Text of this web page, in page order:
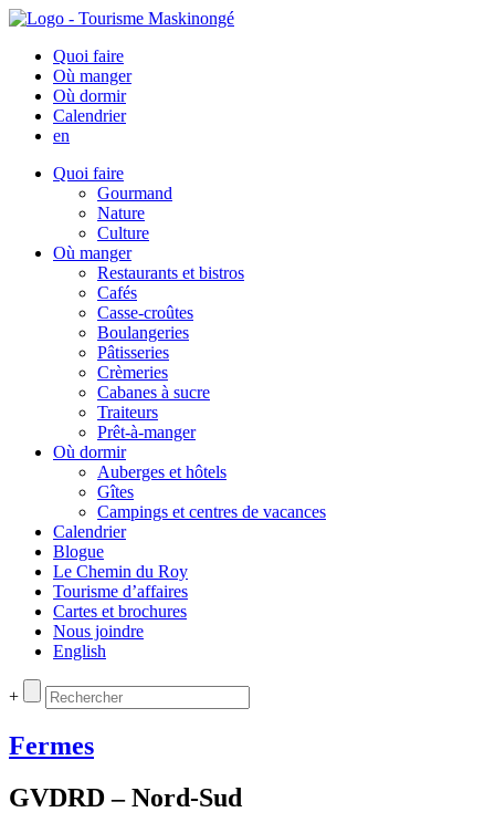
Quoi faire
Où manger
Où dormir
Calendrier
en
Quoi faire
Gourmand
Nature
Culture
Où manger
Restaurants et bistros
Cafés
Casse-croûtes
Boulangeries
Pâtisseries
Crèmeries
Cabanes à sucre
Traiteurs
Prêt-à-manger
Où dormir
Auberges et hôtels
Gîtes
Campings et centres de vacances
Calendrier
Blogue
Le Chemin du Roy
Tourisme d’affaires
Cartes et brochures
Nous joindre
English
+
Fermes
GVDRD – Nord-Sud